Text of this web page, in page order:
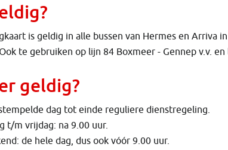
is geldig in alle bussen van Hermes en Arriva
te gebruiken op lijn 84 Boxmeer - Gennep v.v. en
geldig?
dag tot einde reguliere dienstregeling.
t/m vrijdag: na 9.00 uur.
de hele dag, dus ook vóór 9.00 uur.